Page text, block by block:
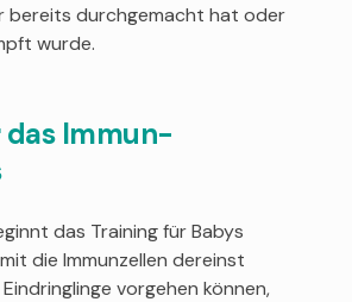
bereits durchgemacht hat oder
wurde.
das Immun-
das Training für Babys
die Immunzellen dereinst
vorgehen können,